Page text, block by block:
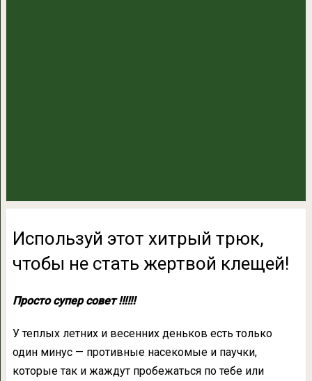
Используй этот хитрый трюк,
чтобы не стать жертвой клещей!
Просто супер совет ‼‼‼
У теплых летних и весенних деньков есть только
один минус — противные насекомые и паучки,
которые так и жаждут пробежаться по тебе или